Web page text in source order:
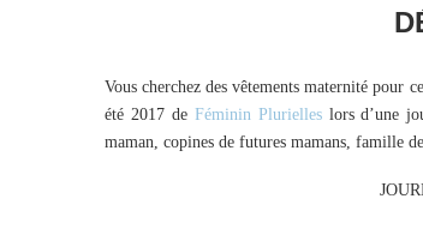
Vous cherchez des vêtements maternité pour
été 2017 de Féminin Plurielleslors d’une
maman, copines de futures mamans, famille